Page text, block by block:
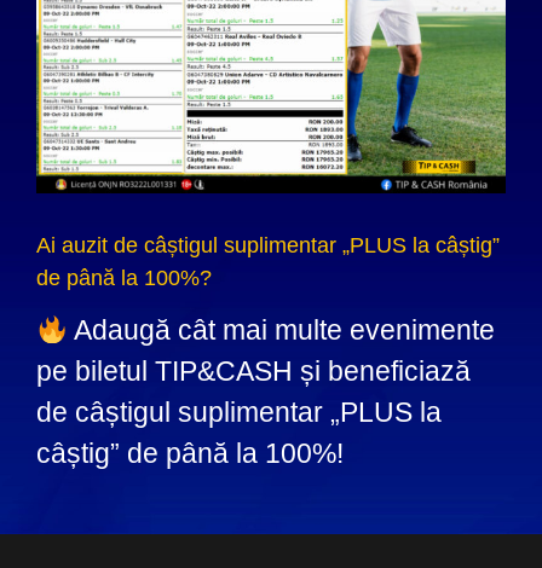
Ai auzit de câștigul suplimentar „PLUS la câștig”
de până la 100%?
Adaugă cât mai multe evenimente
pe biletul TIP&CASH și beneficiază
de câștigul suplimentar „PLUS la
câștig” de până la 100%!